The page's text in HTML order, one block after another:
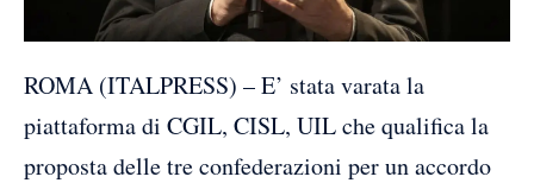
ROMA (ITALPRESS) – E’ stata varata la
piattaforma di CGIL, CISL, UIL che qualifica la
proposta delle tre confederazioni per un accordo